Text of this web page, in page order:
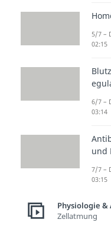
oder
en
auch
nicht
bei 3 %
5/7 –
02:15
6/7 –
03:14
und
7/7 –
03:15
Physiologie
Zellatmung